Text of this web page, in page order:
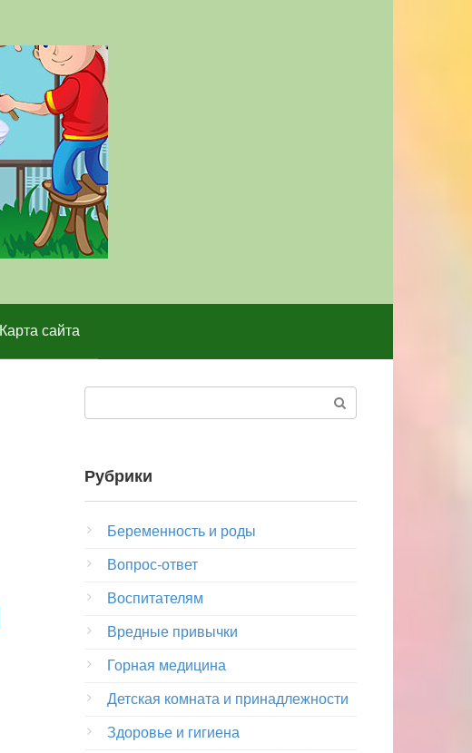
Карта сайта
Рубрики
Беременность и роды
Вопрос-ответ
Воспитателям
Вредные привычки
Горная медицина
Детская комната и принадлежности
Здоровье и гигиена